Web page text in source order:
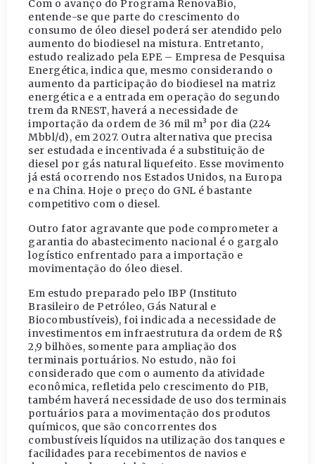
Com o avanço do Programa RenovaBio,
entende-se que parte do crescimento do
consumo de óleo diesel poderá ser atendido pelo
aumento do biodiesel na mistura. Entretanto,
estudo realizado pela EPE – Empresa de Pesquisa
Energética, indica que, mesmo considerando o
aumento da participação do biodiesel na matriz
energética e a entrada em operação do segundo
trem da RNEST, haverá a necessidade de
importação da ordem de 36 mil m³ por dia (224
Mbbl/d), em 2027. Outra alternativa que precisa
ser estudada e incentivada é a substituição de
diesel por gás natural liquefeito. Esse movimento
já está ocorrendo nos Estados Unidos, na Europa
e na China. Hoje o preço do GNL é bastante
competitivo com o diesel.
Outro fator agravante que pode comprometer a
garantia do abastecimento nacional é o gargalo
logístico enfrentado para a importação e
movimentação do óleo diesel.
Em estudo preparado pelo IBP (Instituto
Brasileiro de Petróleo, Gás Natural e
Biocombustíveis), foi indicada a necessidade de
investimentos em infraestrutura da ordem de R$
2,9 bilhões, somente para ampliação dos
terminais portuários. No estudo, não foi
considerado que com o aumento da atividade
econômica, refletida pelo crescimento do PIB,
também haverá necessidade de uso dos terminais
portuários para a movimentação dos produtos
químicos, que são concorrentes dos
combustíveis líquidos na utilização dos tanques e
facilidades para recebimentos de navios e